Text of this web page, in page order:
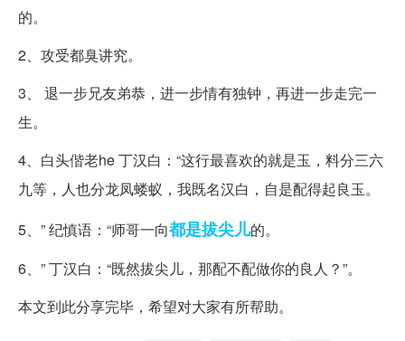
的。
2、攻受都臭讲究。
3、 退一步兄友弟恭，进一步情有独钟，再进一步走完一
生。
4、白头偕老he 丁汉白：“这行最喜欢的就是玉，料分三六
九等，人也分龙凤蝼蚁，我既名汉白，自是配得起良玉。
5、” 纪慎语：“师哥一向都是拔尖儿的。
6、” 丁汉白：“既然拔尖儿，那配不配做你的良人？”。
本文到此分享完毕，希望对大家有所帮助。